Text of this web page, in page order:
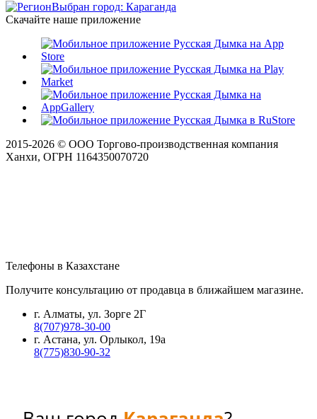
Выбран город: Караганда
Скачайте наше приложение
2015-2026 © ООО Торгово-производственная компания
Ханхи, ОГРН 1164350070720
Телефоны в Казахстане
Получите консультацию от продавца в ближайшем магазине.
г. Алматы, ул. Зорге 2Г
8(707)978-30-00
г. Астана, ул. Орлыкол, 19а
8(775)830-90-32